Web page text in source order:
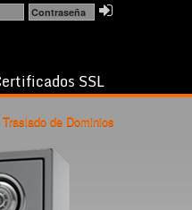
SSL
Traslado de Dominios